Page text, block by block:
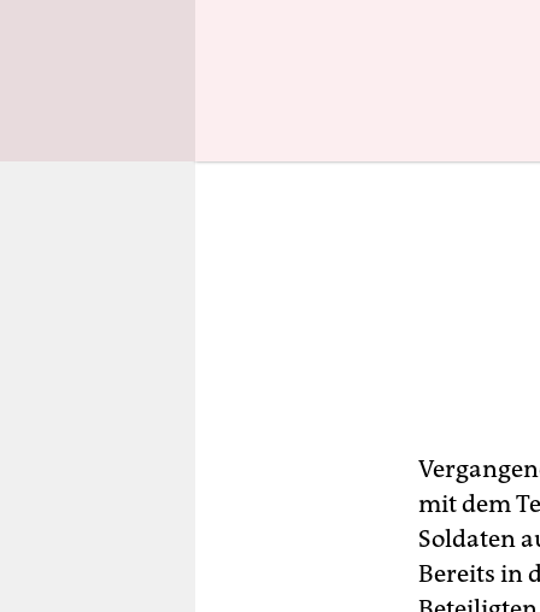
mit dem
Soldaten
Bereits in